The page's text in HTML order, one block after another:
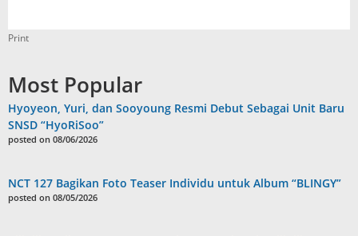
Print
Most Popular
Hyoyeon, Yuri, dan Sooyoung Resmi Debut Sebagai Unit Baru
SNSD “HyoRiSoo”
posted on 08/06/2026
NCT 127 Bagikan Foto Teaser Individu untuk Album “BLINGY”
posted on 08/05/2026